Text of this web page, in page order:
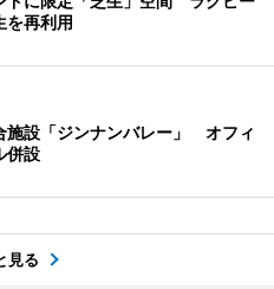
を再利用
施設「ジンナンバレー」 オフィ
併設
見る